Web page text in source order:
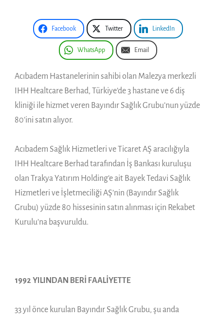
Facebook Twitter LinkedIn
WhatsApp Email
Acıbadem Hastanelerinin sahibi olan Malezya merkezli
IHH Healtcare Berhad, Türkiye’de 3 hastane ve 6 diş
kliniği ile hizmet veren Bayındır Sağlık Grubu’nun yüzde
80’ini satın alıyor.
Acıbadem Sağlık Hizmetleri ve Ticaret AŞ aracılığıyla
IHH Healtcare Berhad tarafından İş Bankası kuruluşu
olan Trakya Yatırım Holding’e ait Bayek Tedavi Sağlık
Hizmetleri ve İşletmeciliği AŞ’nin (Bayındır Sağlık
Grubu) yüzde 80 hissesinin satın alınması için Rekabet
Kurulu’na başvuruldu.
1992 YILINDAN BERİ FAALİYETTE
33 yıl önce kurulan Bayındır Sağlık Grubu, şu anda